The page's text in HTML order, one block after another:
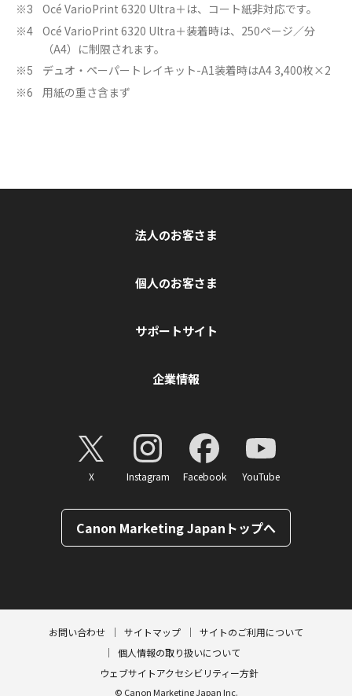
※3 Océ VarioPrint 6320 Ultra＋は、コート紙非対応です。
※4
Océ VarioPrint 6320 Ultra＋装着時は、250ページ／分
（A4）に制限されます。
※5 デュオ・ペーパートレイキット-A1装着時はA4 3,400枚×2
※6 用紙の重さ含まず
法人のお客さま
個人のお客さま
サポートサイト
企業情報
X Instagram Facebook YouTube
Canon Marketing Japanトップへ
お問い合わせ サイトマップ
サイトのご利用について
個人情報の取り扱いについて
ウェブサイトアクセシビリティー方針
© Canon Marketing Japan Inc.